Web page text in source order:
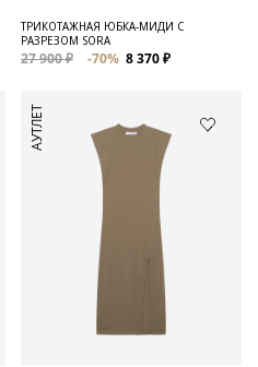
ТРИКОТАЖНАЯ ЮБКА-МИДИ С
РАЗРЕЗОМ SORA
27 900 ₽ -70% 8 370 ₽
АУТЛЕТ